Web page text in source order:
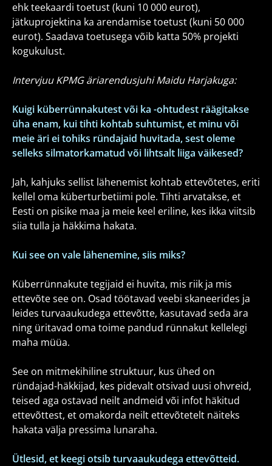
ehk teekaardi toetust (kuni 10 000 eurot),
jätkuprojektina ka arendamise toetust (kuni 50 000
eurot). Saadava toetusega võib katta 50% projekti
kogukulust.
Intervjuu KPMG äriarendusjuhi Maidu Harjakuga:
Kuigi küberrünnakutest või ka -ohtudest räägitakse
üha enam, kui tihti kohtab suhtumist, et minu või
meie äri ei tohiks ründajaid huvitada, sest oleme
selleks silmatorkamatud või lihtsalt liiga väikesed?
Jah, kahjuks sellist lähenemist kohtab ettevõtetes, eriti
kellel oma küberturbetiimi pole. Tihti arvatakse, et
Eesti on pisike maa ja meie keel eriline, kes ikka viitsib
siia tulla ja häkkima hakata.
Kui see on vale lähenemine, siis miks?
Küberrünnakute tegijaid ei huvita, mis riik ja mis
ettevõte see on. Osad töötavad veebi skaneerides ja
leides turvaaukudega ettevõtte, kasutavad seda ära
ning üritavad oma toime pandud rünnakut kellelegi
maha müüa.
See on mitmekihiline struktuur, kus ühed on
ründajad-häkkijad, kes pidevalt otsivad uusi ohvreid,
teised aga ostavad neilt andmeid või infot häkitud
ettevõttest, et omakorda neilt ettevõtetelt näiteks
hakata välja pressima lunaraha.
Ütlesid, et keegi otsib turvaaukudega ettevõtteid.